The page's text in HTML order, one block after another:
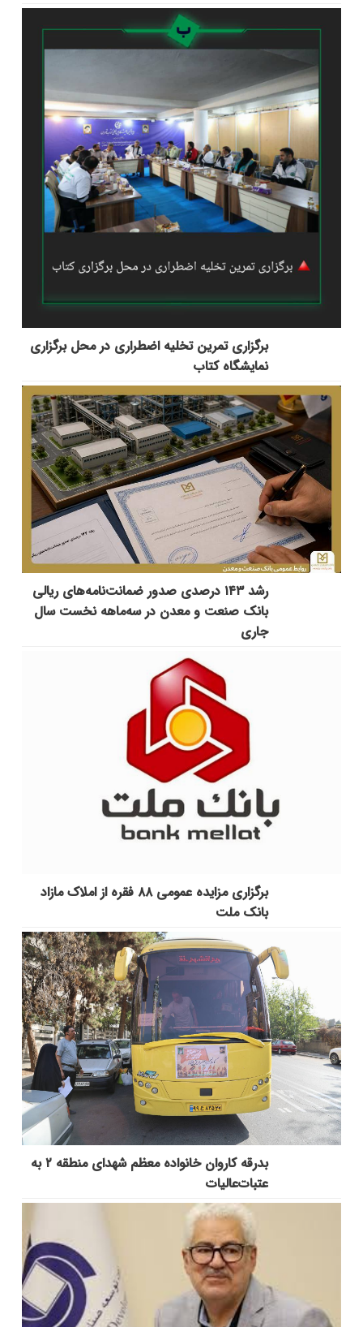
برگزاری تمرین تخلیه اضطراری در محل برگزاری
نمایشگاه کتاب
رشد ۱۴۳ درصدی صدور ضمانت‌نامه‌های ریالی
بانک صنعت و معدن در سه‌ماهه نخست سال
جاری
برگزاری مزایده عمومی ۸۸ فقره از املاک مازاد
بانک ملت
بدرقه کاروان خانواده معظم شهدای منطقه ۲ به
عتبات‌عالیات